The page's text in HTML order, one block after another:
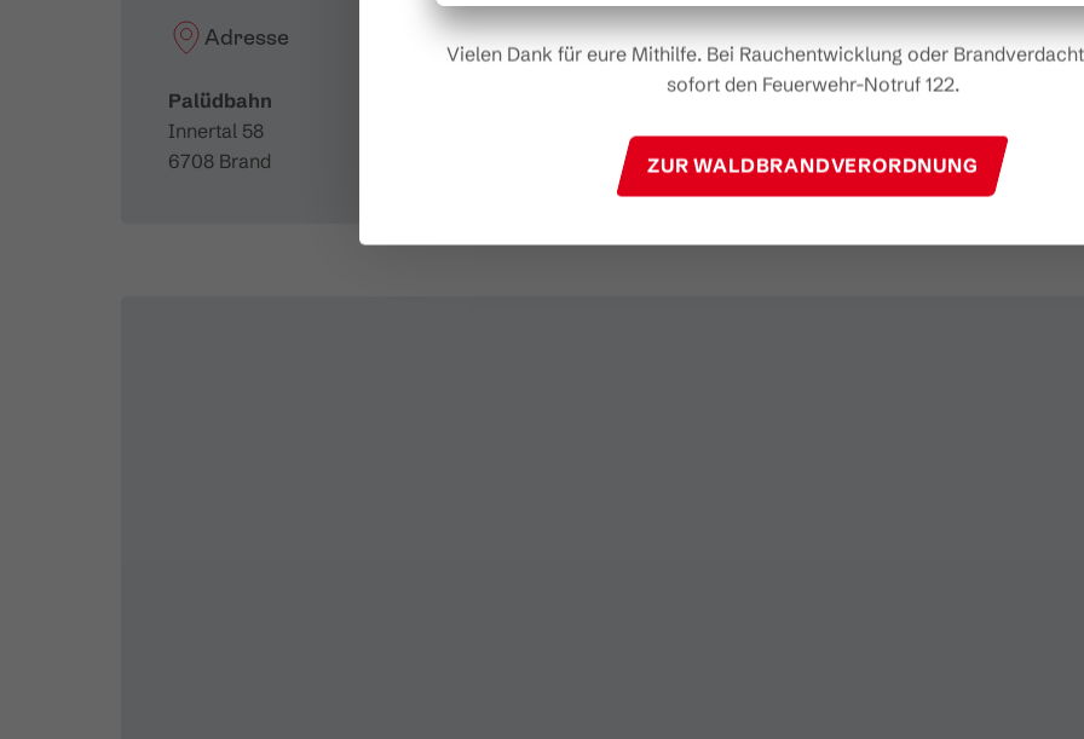
Adresse
Palüdbahn
Innertal 58
6708 Brand
Kontakt
+43 5559 224 0
station@brandnertal.at
Vielen Dank für eure Mithilfe. Bei Rauchentwicklung oder
sofort den Feuerwehr-Notruf 122.
ZUR WALDBRANDVERORDNUNG